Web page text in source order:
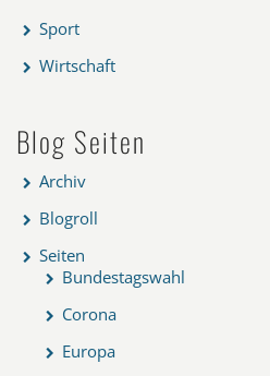
Sport
Wirtschaft
Blog Seiten
Archiv
Blogroll
Seiten
Bundestagswahl
Corona
Europa